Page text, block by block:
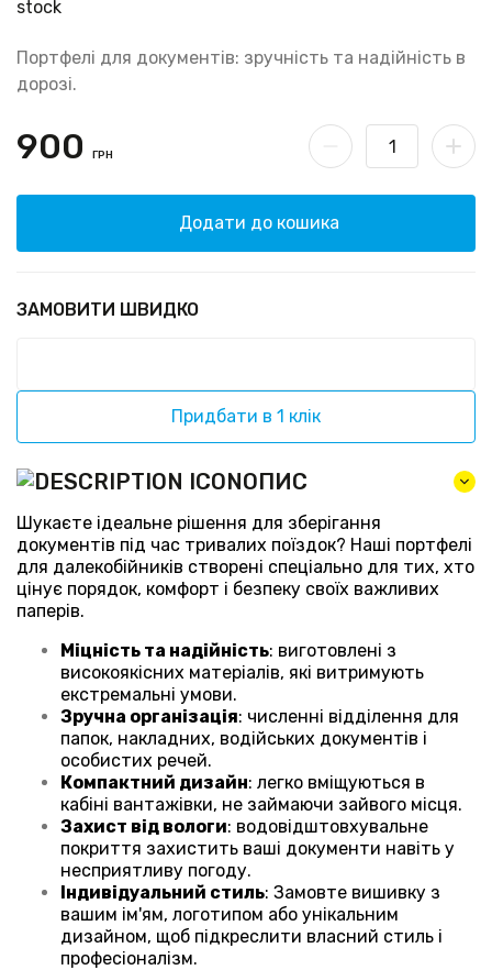
Портфелі для документів: зручність та надійність в
дорозі.
900 ГРН
Додати до кошика
ЗАМОВИТИ ШВИДКО
Придбати в 1 клік
ОПИС
Шукаєте ідеальне рішення для зберігання
документів під час тривалих поїздок? Наші портфелі
для далекобійників створені спеціально для тих, хто
цінує порядок, комфорт і безпеку своїх важливих
паперів.
Міцність та надійність: виготовлені з
високоякісних матеріалів, які витримують
екстремальні умови.
Зручна організація: численні відділення для
папок, накладних, водійських документів і
особистих речей.
Компактний дизайн: легко вміщуються в
кабіні вантажівки, не займаючи зайвого місця.
Захист від вологи: водовідштовхувальне
покриття захистить ваші документи навіть у
несприятливу погоду.
Індивідуальний стиль: Замовте вишивку з
вашим ім'ям, логотипом або унікальним
дизайном, щоб підкреслити власний стиль і
професіоналізм.